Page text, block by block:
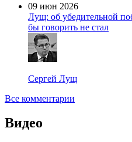
09 июн 2026
Лущ: об убедительной
бы говорить не стал
Сергей Лущ
Все комментарии
Видео